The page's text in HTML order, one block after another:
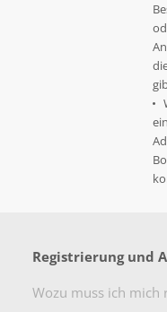
Registrierung und
Wozu muss ich mich